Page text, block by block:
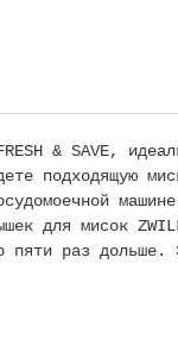
& SAVE,
подходящую
для мисок
раз дольше.